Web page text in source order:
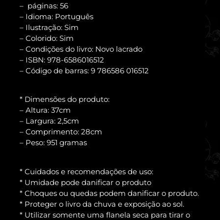
– páginas: 56
– Idioma: Português
– Ilustração: Sim
– Colorido: Sim
– Condições do livro: Novo lacrado
– ISBN: 978-6586016512
– Código de barras: 9 786586 016512
* Dimensões do produto:
– Altura: 37cm
– Largura: 2,5cm
– Comprimento: 28cm
– Peso: 951 gramas
* Cuidados e recomendações de uso:
* Umidade pode danificar o produto
* Choques ou quedas podem danificar o produto.
* Proteger o livro da chuva e exposição ao sol.
* Utilizar somente uma flanela seca para tirar o